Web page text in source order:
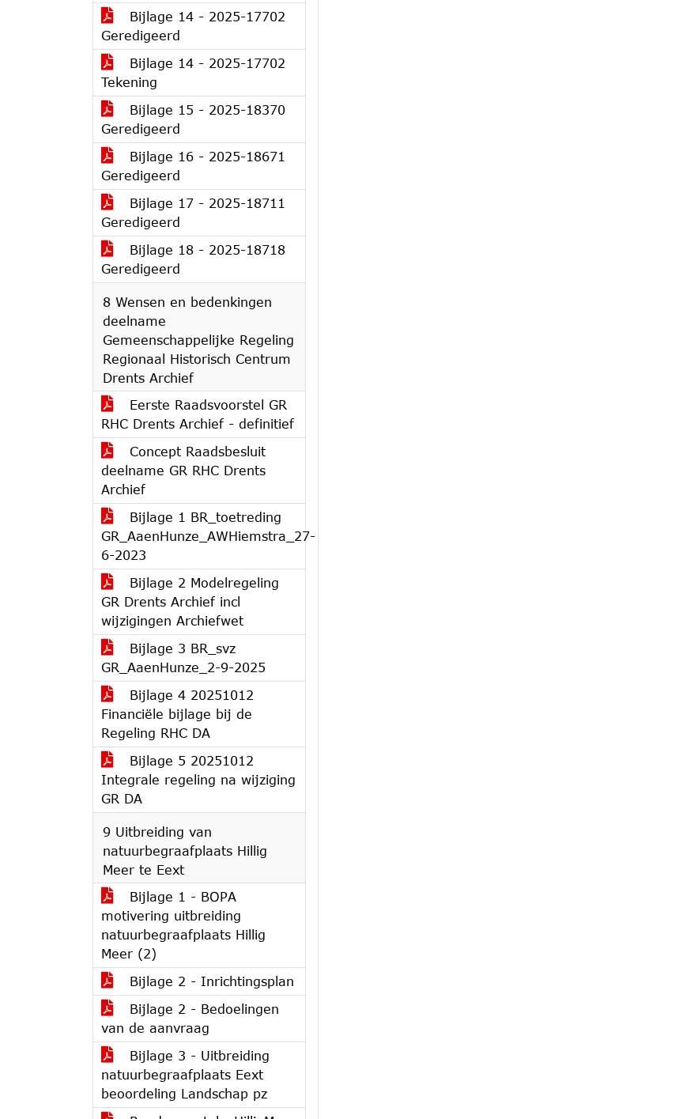
Bijlage 14 - 2025-17702
Geredigeerd
Bijlage 14 - 2025-17702
Tekening
Bijlage 15 - 2025-18370
Geredigeerd
Bijlage 16 - 2025-18671
Geredigeerd
Bijlage 17 - 2025-18711
Geredigeerd
Bijlage 18 - 2025-18718
Geredigeerd
8 Wensen en bedenkingen
deelname
Gemeenschappelijke Regeling
Regionaal Historisch Centrum
Drents Archief
Eerste Raadsvoorstel GR
RHC Drents Archief - definitief
Concept Raadsbesluit
deelname GR RHC Drents
Archief
Bijlage 1 BR_toetreding
GR_AaenHunze_AWHiemstra_27-
6-2023
Bijlage 2 Modelregeling
GR Drents Archief incl
wijzigingen Archiefwet
Bijlage 3 BR_svz
GR_AaenHunze_2-9-2025
Bijlage 4 20251012
Financiële bijlage bij de
Regeling RHC DA
Bijlage 5 20251012
Integrale regeling na wijziging
GR DA
9 Uitbreiding van
natuurbegraafplaats Hillig
Meer te Eext
Bijlage 1 - BOPA
motivering uitbreiding
natuurbegraafplaats Hillig
Meer (2)
Bijlage 2 - Inrichtingsplan
Bijlage 2 - Bedoelingen
van de aanvraag
Bijlage 3 - Uitbreiding
natuurbegraafplaats Eext
beoordeling Landschap pz